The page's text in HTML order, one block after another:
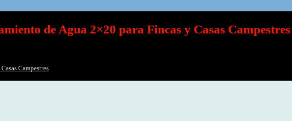
de Agua 2×20 para Fincas y Casas Campestres
Campestres